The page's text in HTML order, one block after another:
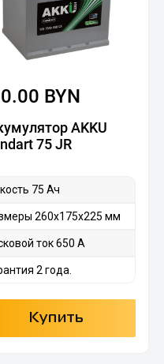
BYN
AKKU
75 JR
75 Ач
260х175х225 мм
ток 650 А
2 года.
Купить